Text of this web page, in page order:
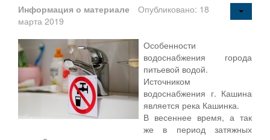
Информация о материале
Опубликовано: 18
марта 2019
Особенности
водоснабжения города
питьевой водой.
Источником
водоснабжения г. Кашина
является река Кашинка.
В весеннее время, а так
же в период затяжных